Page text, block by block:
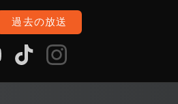
過去の放送